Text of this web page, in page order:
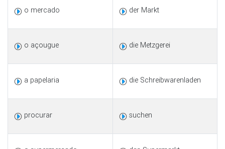
o mercado der Markt
o açougue die Metzgerei
a papelaria die Schreibwarenladen
procurar suchen